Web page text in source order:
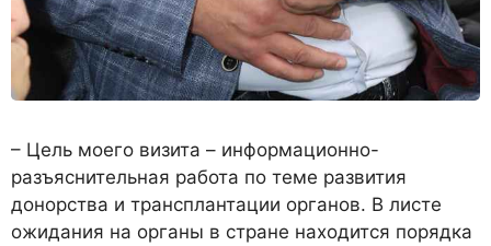
– Цель моего визита – информационно-
разъяснительная работа по теме развития
донорства и трансплантации органов. В листе
ожидания на органы в стране находится порядка